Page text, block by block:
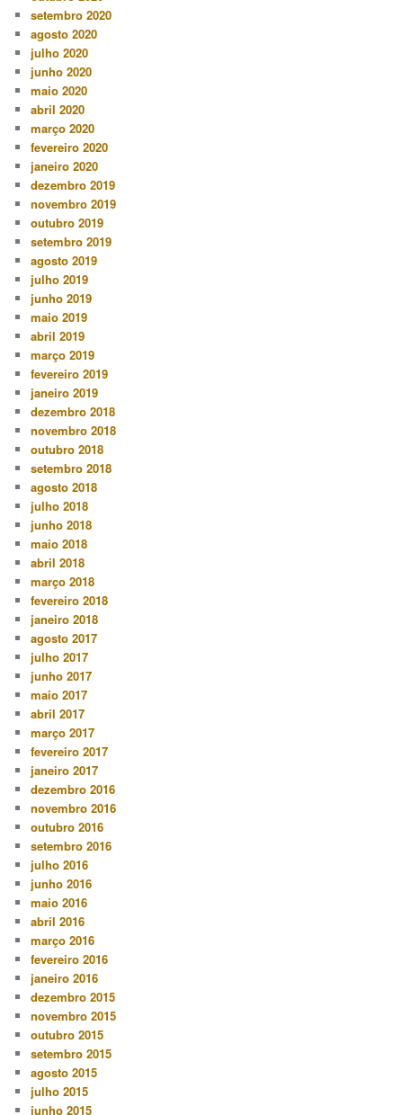
setembro 2020
agosto 2020
julho 2020
junho 2020
maio 2020
abril 2020
março 2020
fevereiro 2020
janeiro 2020
dezembro 2019
novembro 2019
outubro 2019
setembro 2019
agosto 2019
julho 2019
junho 2019
maio 2019
abril 2019
março 2019
fevereiro 2019
janeiro 2019
dezembro 2018
novembro 2018
outubro 2018
setembro 2018
agosto 2018
julho 2018
junho 2018
maio 2018
abril 2018
março 2018
fevereiro 2018
janeiro 2018
agosto 2017
julho 2017
junho 2017
maio 2017
abril 2017
março 2017
fevereiro 2017
janeiro 2017
dezembro 2016
novembro 2016
outubro 2016
setembro 2016
julho 2016
junho 2016
maio 2016
abril 2016
março 2016
fevereiro 2016
janeiro 2016
dezembro 2015
novembro 2015
outubro 2015
setembro 2015
agosto 2015
julho 2015
junho 2015